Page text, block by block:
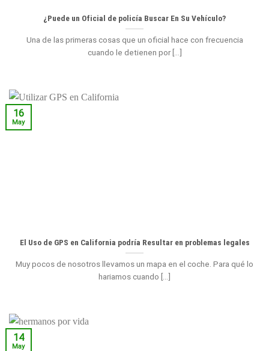
¿Puede un Oficial de policía Buscar En Su Vehículo?
Una de las primeras cosas que un oficial hace con frecuencia
cuando le detienen por [...]
El Uso de GPS en California podría Resultar en problemas legales
Muy pocos de nosotros llevamos un mapa en el coche. Para qué lo
hariamos cuando [...]
16
May
14
May